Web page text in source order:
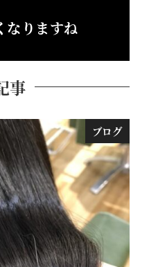
なりますね
事
ブログ